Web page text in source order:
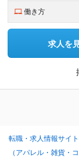
働き方
求人を
転職・求人情報サイ
（アパレル・雑貨・